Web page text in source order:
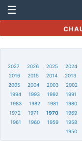
☰
2027
2026 2025 2024
2016
2015 2014 2013
2005
2004 2003 2002
1994
1993 1992 1991
1983
1982 1981 1980
1972
1971 1970 1969
1961
1960 1959 1958
1950